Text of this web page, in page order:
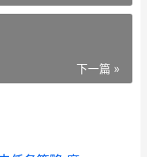
下一篇 »